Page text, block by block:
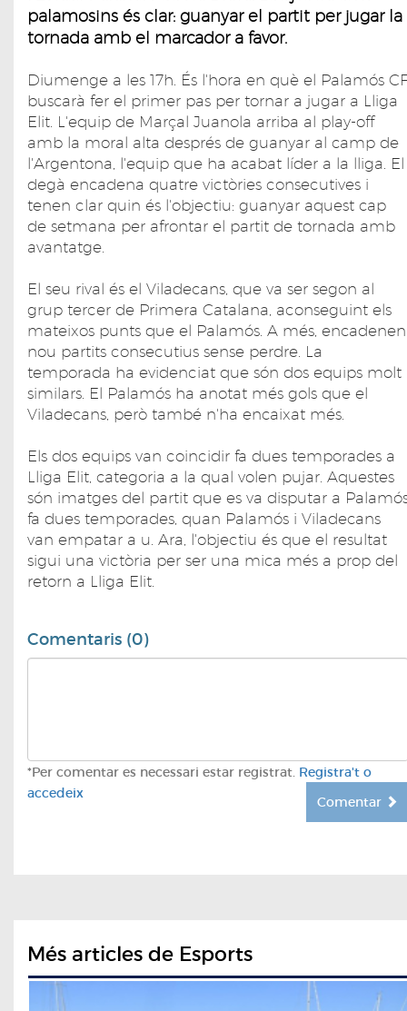
palamosins és clar: guanyar el partit per jugar la
tornada amb el marcador a favor.
Diumenge a les 17h. És l'hora en què el Palamós CF
buscarà fer el primer pas per tornar a jugar a Lliga
Elit. L'equip de Marçal Juanola arriba al play-off
amb la moral alta després de guanyar al camp de
l'Argentona, l'equip que ha acabat líder a la lliga. El
degà encadena quatre victòries consecutives i
tenen clar quin és l'objectiu: guanyar aquest cap
de setmana per afrontar el partit de tornada amb
avantatge.
El seu rival és el Viladecans, que va ser segon al
grup tercer de Primera Catalana, aconseguint els
mateixos punts que el Palamós. A més, encadenen
nou partits consecutius sense perdre. La
temporada ha evidenciat que són dos equips molt
similars. El Palamós ha anotat més gols que el
Viladecans, però també n'ha encaixat més.
Els dos equips van coincidir fa dues temporades a
Lliga Elit, categoria a la qual volen pujar. Aquestes
són imatges del partit que es va disputar a
fa dues temporades, quan Palamós i Viladecans
van empatar a u. Ara, l'objectiu és que el resultat
sigui una victòria per ser una mica més a prop del
retorn a Lliga Elit.
Comentaris (0)
*Per comentar es necessari estar registrat. Registra't o
accedeix
Comentar
Més articles de Esports